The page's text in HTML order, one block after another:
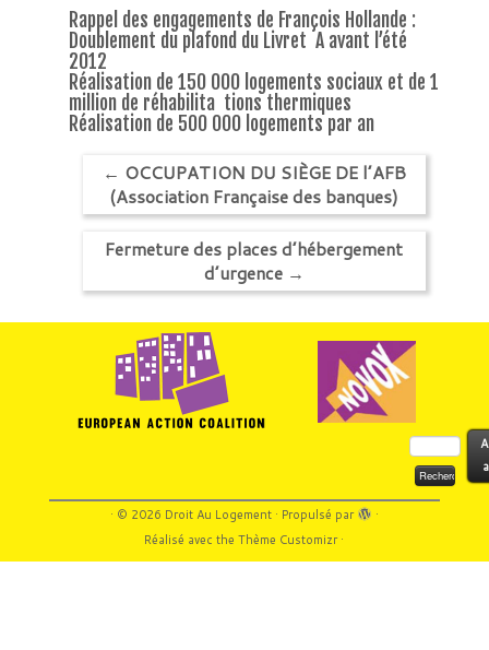
Rappel des engagements de François Hollande :
Doublement du plafond du Livret A avant l’été
2012
Réalisation de 150 000 logements sociaux et de 1
million de réhabilita tions thermiques
Réalisation de 500 000 logements par an
← OCCUPATION DU SIÈGE DE l’AFB
(Association Française des banques)
Fermeture des places d’hébergement
d’urgence →
Rechercher :
· © 2026 Droit Au Logement· Propulsé par
·
Réalisé avec theThème Customizr·